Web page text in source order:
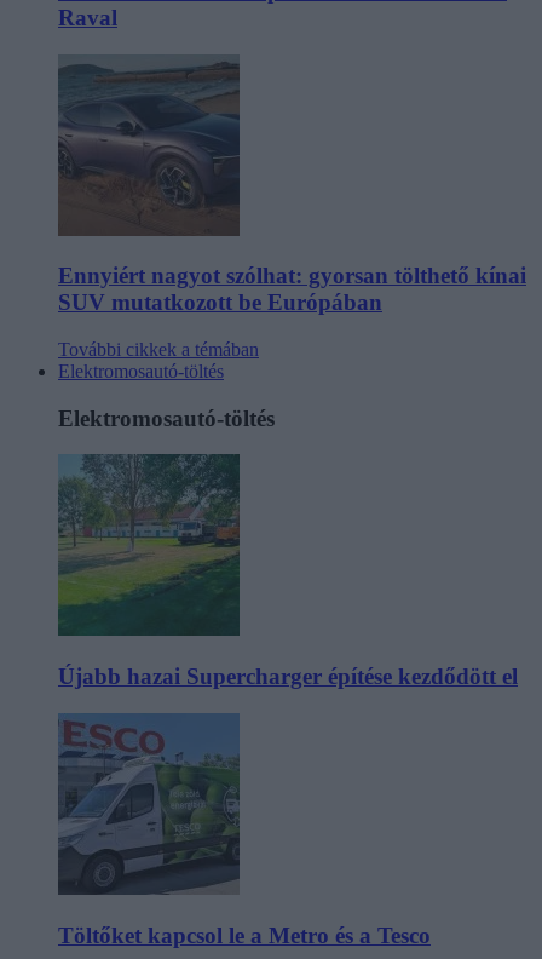
Raval
Ennyiért nagyot szólhat: gyorsan tölthető kínai
SUV mutatkozott be Európában
További cikkek a témában
Elektromosautó-töltés
Elektromosautó-töltés
Újabb hazai Supercharger építése kezdődött el
Töltőket kapcsol le a Metro és a Tesco